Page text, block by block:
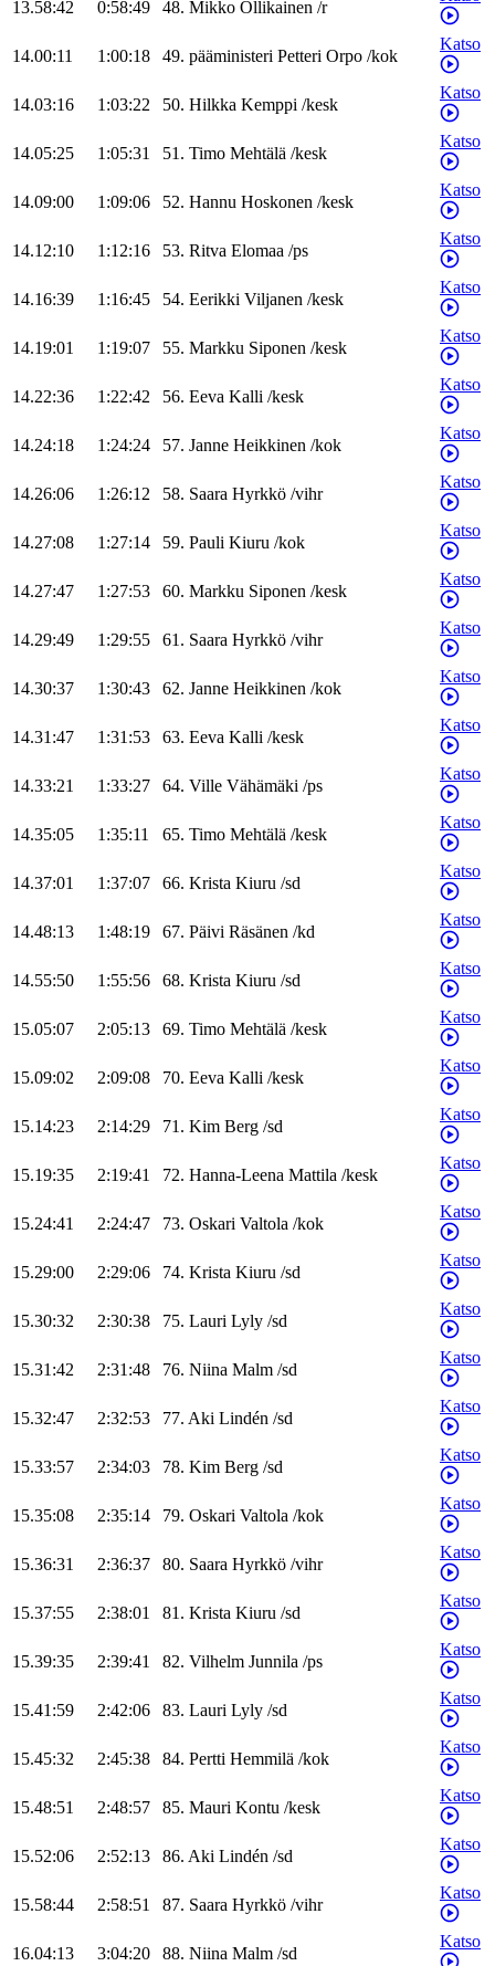
13.58:42 0:58:49 48. Mikko Ollikainen /r
14.00:11 1:00:18 49. pääministeri Petteri Orpo /kok
Katso
14.03:16 1:03:22 50. Hilkka Kemppi /kesk
Katso
14.05:25 1:05:31 51. Timo Mehtälä /kesk
Katso
14.09:00 1:09:06 52. Hannu Hoskonen /kesk
Katso
14.12:10 1:12:16 53. Ritva Elomaa /ps
Katso
14.16:39 1:16:45 54. Eerikki Viljanen /kesk
Katso
14.19:01 1:19:07 55. Markku Siponen /kesk
Katso
14.22:36 1:22:42 56. Eeva Kalli /kesk
Katso
14.24:18 1:24:24 57. Janne Heikkinen /kok
Katso
14.26:06 1:26:12 58. Saara Hyrkkö /vihr
Katso
14.27:08 1:27:14 59. Pauli Kiuru /kok
Katso
14.27:47 1:27:53 60. Markku Siponen /kesk
Katso
14.29:49 1:29:55 61. Saara Hyrkkö /vihr
Katso
14.30:37 1:30:43 62. Janne Heikkinen /kok
Katso
14.31:47 1:31:53 63. Eeva Kalli /kesk
Katso
14.33:21 1:33:27 64. Ville Vähämäki /ps
Katso
14.35:05 1:35:11 65. Timo Mehtälä /kesk
Katso
14.37:01 1:37:07 66. Krista Kiuru /sd
Katso
14.48:13 1:48:19 67. Päivi Räsänen /kd
Katso
14.55:50 1:55:56 68. Krista Kiuru /sd
Katso
15.05:07 2:05:13 69. Timo Mehtälä /kesk
Katso
15.09:02 2:09:08 70. Eeva Kalli /kesk
Katso
15.14:23 2:14:29 71. Kim Berg /sd
Katso
15.19:35 2:19:41 72. Hanna-Leena Mattila /kesk
Katso
15.24:41 2:24:47 73. Oskari Valtola /kok
Katso
15.29:00 2:29:06 74. Krista Kiuru /sd
Katso
15.30:32 2:30:38 75. Lauri Lyly /sd
Katso
15.31:42 2:31:48 76. Niina Malm /sd
Katso
15.32:47 2:32:53 77. Aki Lindén /sd
Katso
15.33:57 2:34:03 78. Kim Berg /sd
Katso
15.35:08 2:35:14 79. Oskari Valtola /kok
Katso
15.36:31 2:36:37 80. Saara Hyrkkö /vihr
Katso
15.37:55 2:38:01 81. Krista Kiuru /sd
Katso
15.39:35 2:39:41 82. Vilhelm Junnila /ps
Katso
15.41:59 2:42:06 83. Lauri Lyly /sd
Katso
15.45:32 2:45:38 84. Pertti Hemmilä /kok
Katso
15.48:51 2:48:57 85. Mauri Kontu /kesk
Katso
15.52:06 2:52:13 86. Aki Lindén /sd
Katso
15.58:44 2:58:51 87. Saara Hyrkkö /vihr
Katso
16.04:13 3:04:20 88. Niina Malm /sd
Katso